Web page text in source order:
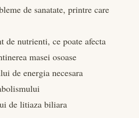
de sanatate, printre care
de nutrienti, ce poate afecta
masei osoase
de energia necesara
de litiaza biliara